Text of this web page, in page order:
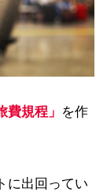
費規程」 を作
に出回ってい